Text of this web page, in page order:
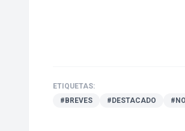
ETIQUETAS:
#BREVES
#DESTACADO